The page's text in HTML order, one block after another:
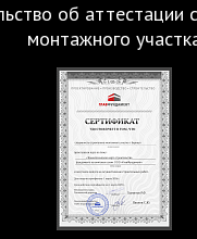
об аттестации
монтажного